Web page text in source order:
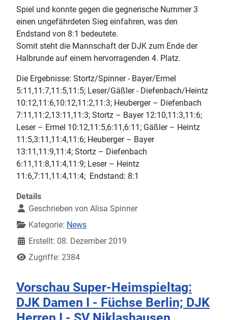
Spiel und konnte gegen die gegnerische Nummer 3
einen ungefährdeten Sieg einfahren, was den
Endstand von 8:1 bedeutete.
Somit steht die Mannschaft der DJK zum Ende der
Halbrunde auf einem hervorragenden 4. Platz.
Die Ergebnisse: Stortz/Spinner - Bayer/Ermel
5:11,11:7,11:5,11:5; Leser/Gäßler - Diefenbach/Heintz
10:12,11:6,10:12,11:2,11:3; Heuberger – Diefenbach
7:11,11:2,13:11,11:3; Stortz – Bayer 12:10,11:3,11:6;
Leser – Ermel 10:12,11:5,6:11,6:11; Gäßler – Heintz
11:5,3:11,11:4,11:6; Heuberger – Bayer
13:11,11:9,11:4; Stortz – Diefenbach
6:11,11:8,11:4,11:9; Leser – Heintz
11:6,7:11,11:4,11:4; Endstand: 8:1
Details
Geschrieben von Alisa Spinner
Kategorie: News
Erstellt: 08. Dezember 2019
Zugriffe: 2384
Vorschau Super-Heimspieltag:
DJK Damen I - Füchse Berlin; DJK